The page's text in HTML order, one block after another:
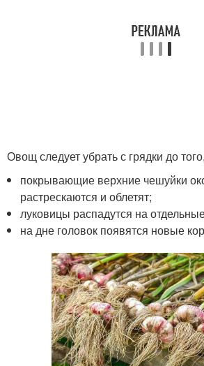
Овощ следует убрать с грядки до
покрывающие верхние чешуйки
растрескаются и облетят;
луковицы распадутся на
на дне головок появятся новые